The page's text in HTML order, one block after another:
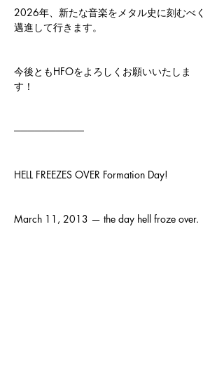
2026年、新たな音楽をメタル史に刻むべく
邁進して行きます。
今後ともHFOをよろしくお願いいたしま
す！
──────────
HELL FREEZES OVER Formation Day!
March 11, 2013 — the day hell froze over.